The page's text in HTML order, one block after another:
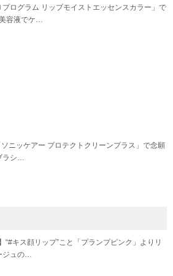
プログラム リップモイストエッセンスカラー」で
容液でケ…
ニッケアー プロテクトクリーンプラス」で念願
ラシ…
“#キス顔リップ”こと「プランプピンク」よりリ
ジュの…